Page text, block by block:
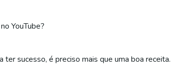
YouTube?
sucesso, é preciso mais que uma boa receita.